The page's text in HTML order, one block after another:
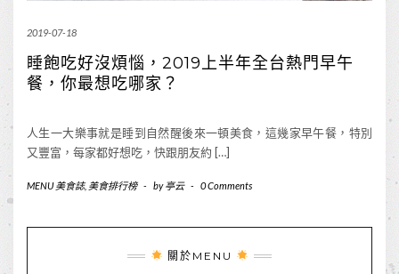
2019-07-18
睡飽吃好沒煩惱，2019上半年全台熱門早午
餐，你最想吃哪家？
人生一大樂事就是睡到自然醒後來一頓美食，這幾家早午餐，特別
又豐富，每家都好想吃，快跟朋友約 […]
MENU 美食誌, 美食排行榜 - by亭云 - 0 Comments
關於MENU